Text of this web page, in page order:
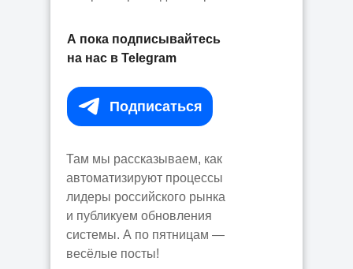
А пока подписывайтесь
на нас в Telegram
Там мы рассказываем, как
автоматизируют процессы
лидеры российского рынка
и публикуем обновления
системы. А по пятницам —
весёлые посты!
Подписаться⠀